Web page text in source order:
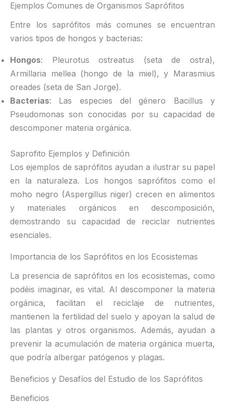
Ejemplos Comunes de Organismos Saprófitos
Entre los saprófitos más comunes se encuentran
varios tipos de hongos y bacterias:
Hongos: Pleurotus ostreatus (seta de ostra),
Armillaria mellea (hongo de la miel), y Marasmius
oreades (seta de San Jorge).
Bacterias: Las especies del género Bacillus y
Pseudomonas son conocidas por su capacidad de
descomponer materia orgánica.
Saprofito Ejemplos y Definición
Los ejemplos de saprófitos ayudan a ilustrar su papel
en la naturaleza. Los hongos saprófitos como el
moho negro (Aspergillus niger) crecen en alimentos
y materiales orgánicos en descomposición,
demostrando su capacidad de reciclar nutrientes
esenciales.
Importancia de los Saprófitos en los Ecosistemas
La presencia de saprófitos en los ecosistemas, como
podéis imaginar, es vital. Al descomponer la materia
orgánica, facilitan el reciclaje de nutrientes,
mantienen la fertilidad del suelo y apoyan la salud de
las plantas y otros organismos. Además, ayudan a
prevenir la acumulación de materia orgánica muerta,
que podría albergar patógenos y plagas.
Beneficios y Desafíos del Estudio de los Saprófitos
Beneficios